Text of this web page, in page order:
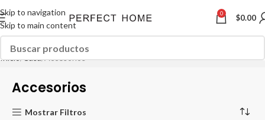
Skip to navigation
Skip to main content
0 $0.00
Inicio Casa Accesorios
Accesorios
Mostrar Filtros